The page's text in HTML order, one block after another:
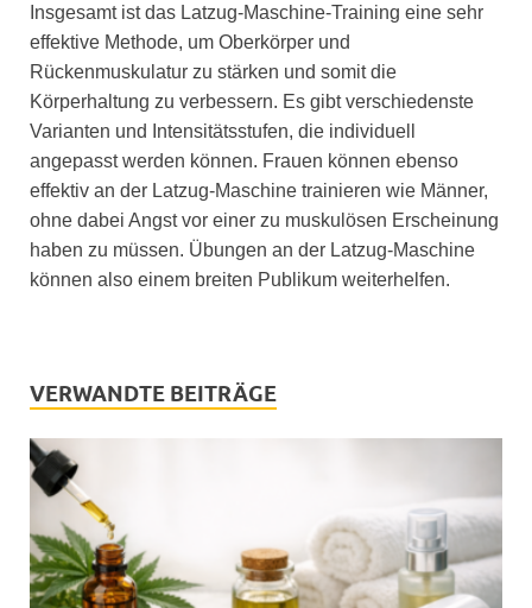
Insgesamt ist das Latzug-Maschine-Training eine sehr
effektive Methode, um Oberkörper und
Rückenmuskulatur zu stärken und somit die
Körperhaltung zu verbessern. Es gibt verschiedenste
Varianten und Intensitätsstufen, die individuell
angepasst werden können. Frauen können ebenso
effektiv an der Latzug-Maschine trainieren wie Männer,
ohne dabei Angst vor einer zu muskulösen Erscheinung
haben zu müssen. Übungen an der Latzug-Maschine
können also einem breiten Publikum weiterhelfen.
VERWANDTE BEITRÄGE